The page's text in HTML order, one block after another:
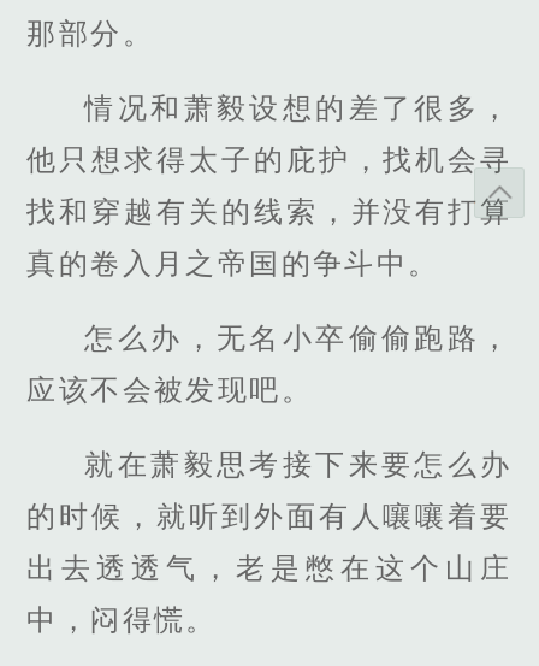
那部分。
情况和萧毅设想的差了很多，
他只想求得太子的庇护，找机会寻
找和穿越有关的线索，并没有打算
真的卷入月之帝国的争斗中。
怎么办，无名小卒偷偷跑路，
应该不会被发现吧。
就在萧毅思考接下来要怎么办
的时候，就听到外面有人嚷嚷着要
出去透透气，老是憋在这个山庄
中，闷得慌。